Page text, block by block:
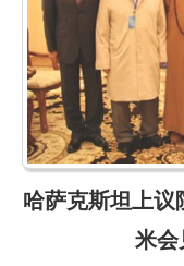
哈萨克斯坦上议
米